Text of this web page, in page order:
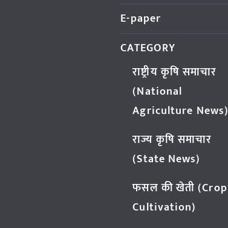
E-paper
CATEGORY
राष्ट्रीय कृषि समाचार
(National
Agriculture News)
राज्य कृषि समाचार
(State News)
फसल की खेती (Crop
Cultivation)